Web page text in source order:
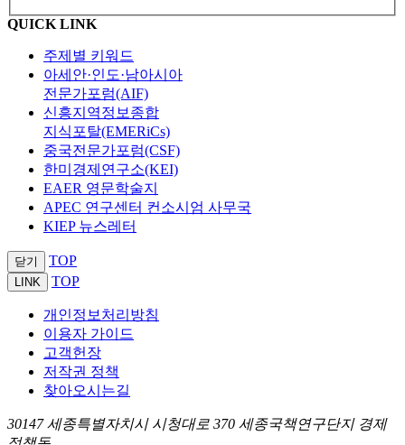
QUICK LINK
주제별 키워드
아세안·인도·남아시아
전문가포럼(AIF)
신흥지역정보종합
지식포탈(EMERiCs)
중국전문가포럼(CSF)
한미경제연구소(KEI)
EAER 영문학술지
APEC 연구센터 컨소시엄 사무국
KIEP 뉴스레터
닫기 TOP
LINK TOP
개인정보처리방침
이용자 가이드
고객헌장
저작권 정책
찾아오시는길
30147 세종특별자치시 시청대로 370 세종국책연구단지 경제